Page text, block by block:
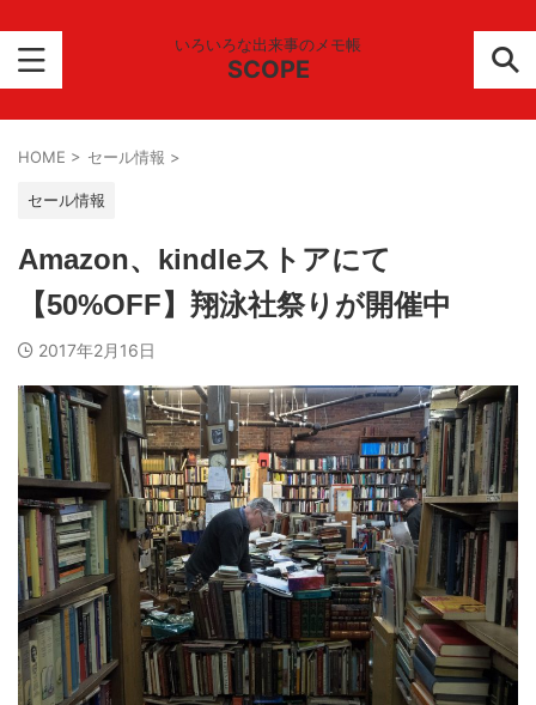
いろいろな出来事のメモ帳
SCOPE
HOME > セール情報 >
セール情報
Amazon、kindleストアにて
【50%OFF】翔泳社祭りが開催中
2017年2月16日